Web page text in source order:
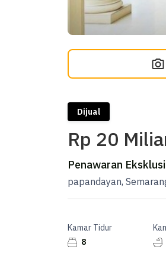
Dijual
Rp 20
Penawaran
papandayan,
Kamar Tidur
8